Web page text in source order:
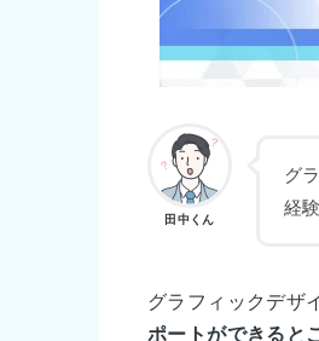
田中くん
グ
経
グラフィックデザ
ポートができると